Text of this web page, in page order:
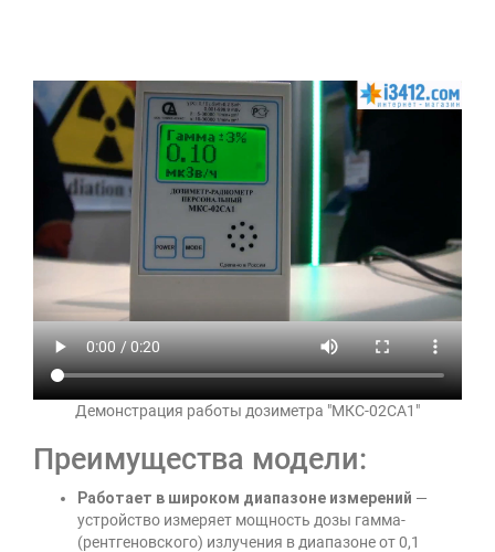
Демонстрация работы дозиметра "МКС-02СА1"
Преимущества модели:
Работает в широком диапазоне измерений —
устройство измеряет мощность дозы гамма-
(рентгеновского) излучения в диапазоне от 0,1